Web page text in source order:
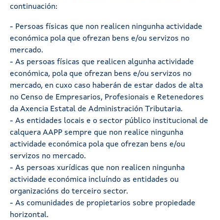
continuación:
- Persoas físicas que non realicen ningunha actividade
económica pola que ofrezan bens e/ou servizos no
mercado.
- As persoas físicas que realicen algunha actividade
económica, pola que ofrezan bens e/ou servizos no
mercado, en cuxo caso haberán de estar dados de alta
no Censo de Empresarios, Profesionais e Retenedores
da Axencia Estatal de Administración Tributaria.
- As entidades locais e o sector público institucional de
calquera AAPP sempre que non realice ningunha
actividade económica pola que ofrezan bens e/ou
servizos no mercado.
- As persoas xurídicas que non realicen ningunha
actividade económica incluíndo as entidades ou
organizacións do terceiro sector.
- As comunidades de propietarios sobre propiedade
horizontal.